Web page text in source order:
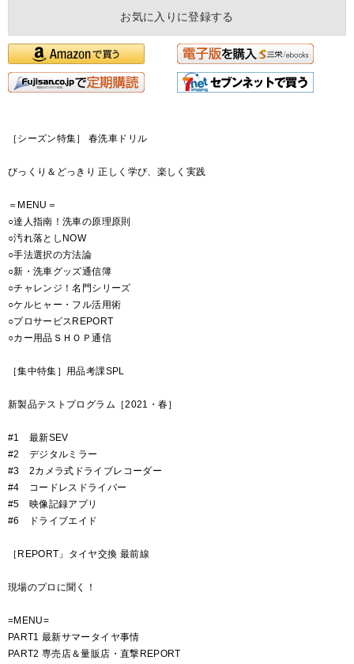
お気に入りに登録する
［シーズン特集］ 春洗車ドリル
びっくり＆どっきり 正しく学び、楽しく実践
＝MENU＝
○達人指南！洗車の原理原則
○汚れ落としNOW
○手法選択の方法論
○新・洗車グッズ通信簿
○チャレンジ！名門シリーズ
○ケルヒャー・フル活用術
○プロサービスREPORT
○カー用品ＳＨＯＰ通信
［集中特集］用品考課SPL
新製品テストプログラム［2021・春］
#1 最新SEV
#2 デジタルミラー
#3 2カメラ式ドライブレコーダー
#4 コードレスドライバー
#5 映像記録アプリ
#6 ドライブエイド
［REPORT」タイヤ交換 最前線
現場のプロに聞く！
=MENU=
PART1 最新サマータイヤ事情
PART2 専売店＆量販店・直撃REPORT